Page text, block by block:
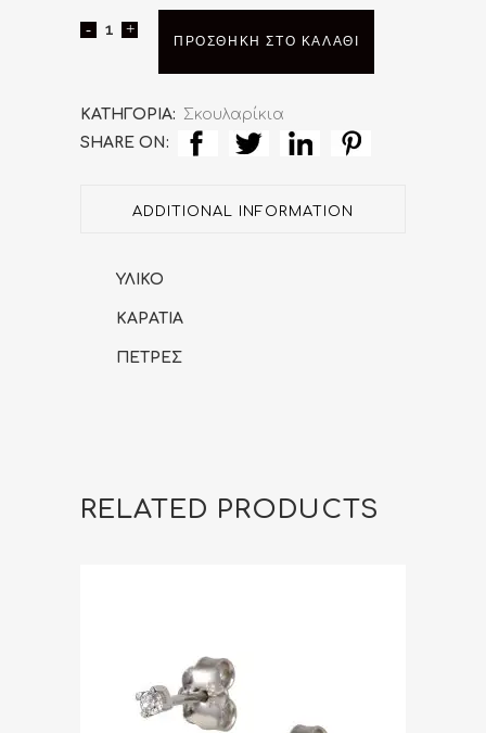
ΣΚΟΥΛΑΡΙΚΙΑ
ΠΡΟΣΘΉΚΗ ΣΤΟ ΚΑΛΆΘΙ
ΚΑΤΗΓΟΡΊΑ: Σκουλαρίκια
SHARE ON:
ADDITIONAL INFORMATION
ΥΛΙΚΟ
ΚΑΡΑΤΙΑ
ΠΕΤΡΕΣ
RELATED PRODUCTS